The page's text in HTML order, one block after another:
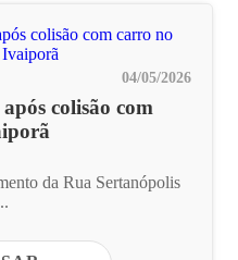
04/05/2026
colisão com
da Rua Sertanópolis